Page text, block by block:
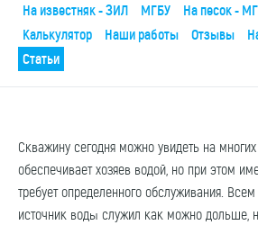
На известняк - ЗИЛ МГБУ На песок -
Калькулятор
Наши работы Отзывы
Статьи
Скважину сегодня можно увидеть на
обеспечивает хозяев водой, но при этом
требует определенного обслуживания.
источник воды служил как можно дольше,